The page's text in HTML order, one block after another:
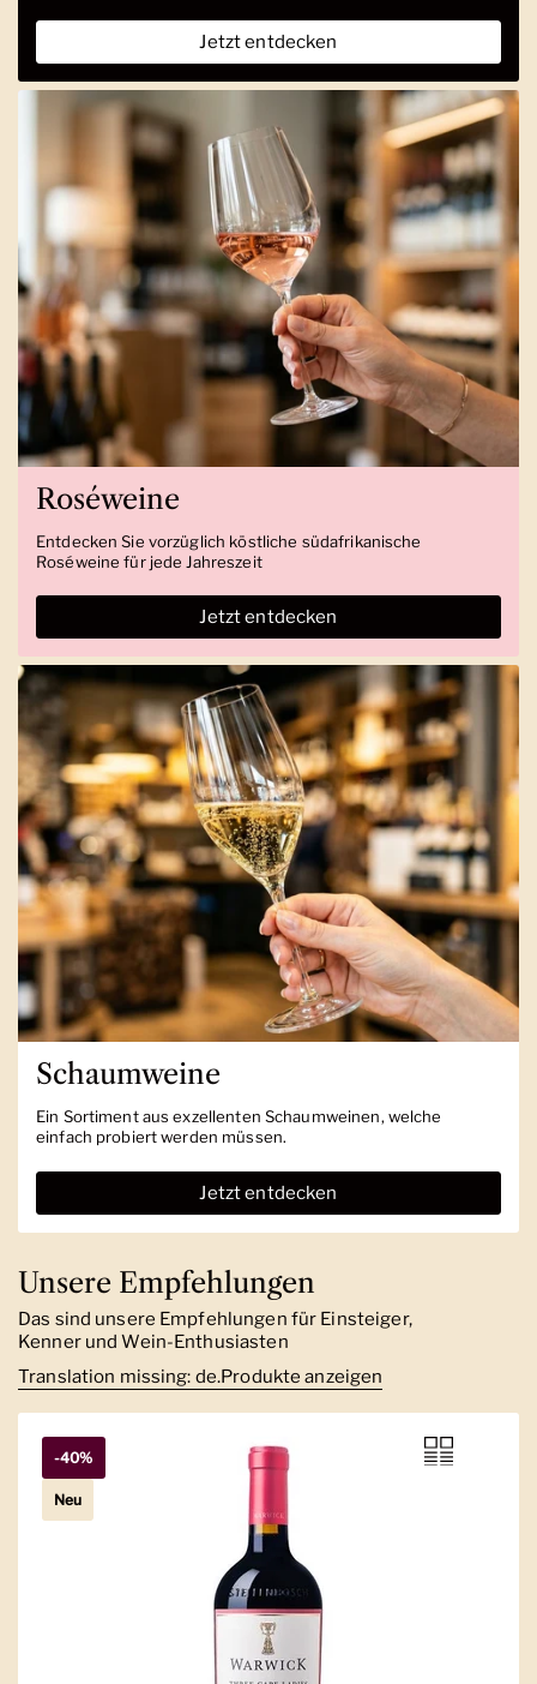
Jetzt entdecken
Roséweine
Entdecken Sie vorzüglich köstliche südafrikanische
Roséweine für jede Jahreszeit
Jetzt entdecken
Schaumweine
Ein Sortiment aus exzellenten Schaumweinen, welche
einfach probiert werden müssen.
Jetzt entdecken
Unsere Empfehlungen
Das sind unsere Empfehlungen für Einsteiger,
Kenner und Wein-Enthusiasten
Translation missing: de.Produkte anzeigen
-40%
Neu